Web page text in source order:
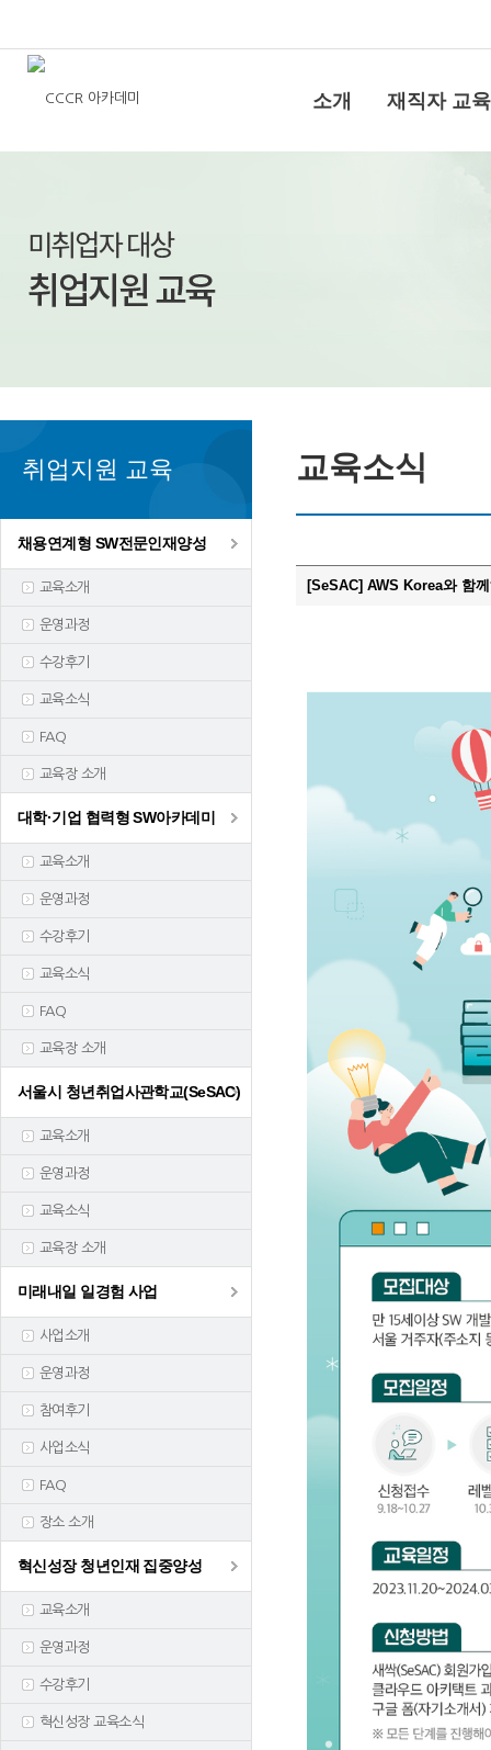
소개 재직자 교육
취업지원 교육
채용연계형 SW전문인재양성
교육소개
운영과정
수강후기
교육소식
FAQ
교육장 소개
대학·기업 협력형 SW아카데미
교육소개
운영과정
수강후기
교육소식
FAQ
교육장 소개
서울시 청년취업사관학교(SeSAC)
교육소개
운영과정
교육소식
교육장 소개
미래내일 일경험 사업
사업소개
운영과정
참여후기
사업소식
FAQ
장소 소개
혁신성장 청년인재 집중양성
교육소개
운영과정
수강후기
혁신성장 교육소식
교육소식
[SeSAC] AWS Korea와 함